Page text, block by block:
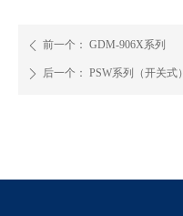
ꄴ 前一个： GDM-906X系列
ꄲ 后一个： PSW系列（开关式）